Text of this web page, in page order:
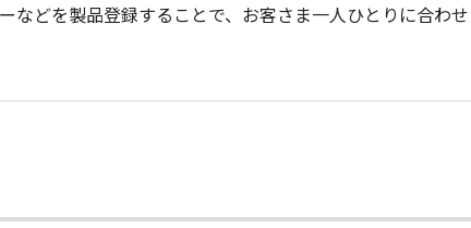
どを製品登録することで、お客さま一人ひとりに合わ